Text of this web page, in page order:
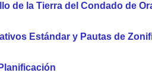
de la Tierra del Condado de
Estándar y Pautas de